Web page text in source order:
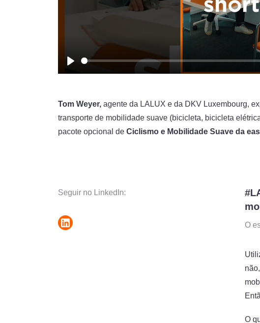
Play
Tom Weyer, agente da LALUX e da DKV Luxembourg,
transporte de mobilidade suave (bicicleta, bicicleta
pacote opcional de Ciclismo e Mobilidade Suave da
Seguir no LinkedIn:
O
O